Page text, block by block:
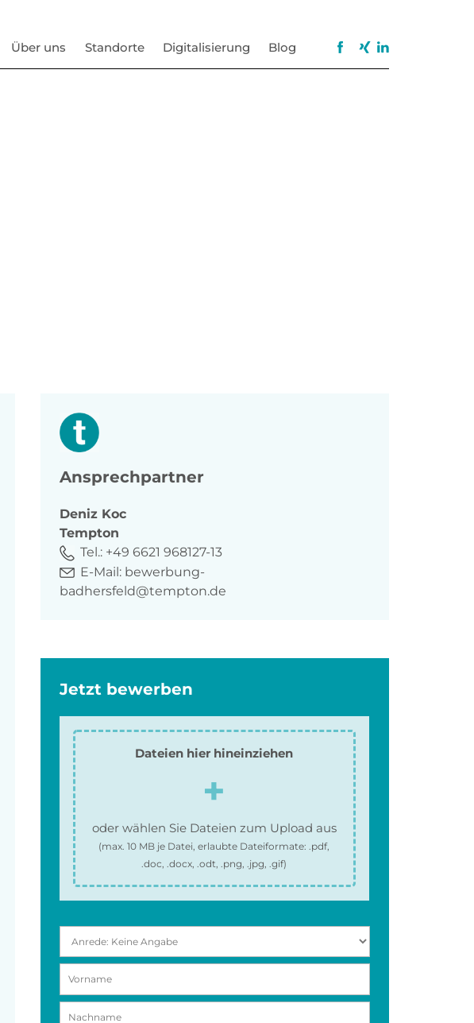
Über uns Standorte Digitalisierung Blog
Ansprechpartner
Deniz Koc
Tempton
Tel.: +49 6621 968127-13
E-Mail: bewerbung-
badhersfeld@tempton.de
Jetzt bewerben
Dateien hier hineinziehen
oder wählen Sie Dateien zum Upload aus
(max.10 MB je Datei, erlaubte Dateiformate:.pdf,
.doc, .docx, .odt, .png, .jpg, .gif)